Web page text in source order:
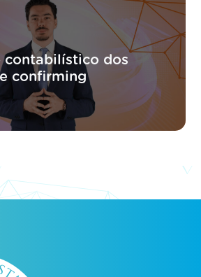
contabilístico dos
confirming